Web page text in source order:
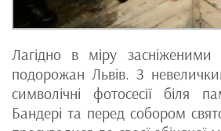
Лагідно в міру засніженими
подорожан Львів. З
символічні фотосесії біля
Бандері та перед собором